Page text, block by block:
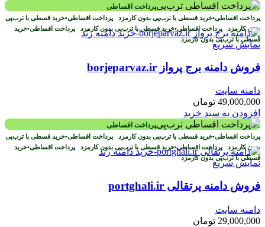
پرداخت اقساطی
پرداخت اقساطی•خرید قسطی با ترب‌پی بدون کارمزد پرداخت اقساطی•خرید قسطی با ترب‌پی
بدون کارمزد پرداخت اقساطی•خرید قسطی با ترب‌پی بدون کارمزد پرداخت اقساطی•خرید
قسطی با ترب‌پی بدون کارمزد
نمایش سریع
فروش دامنه برج پرواز borjeparvaz.ir
دامنه سایت
49,000,000 تومان
افزودن به سبد خرید
پرداخت اقساطی
پرداخت اقساطی•خرید قسطی با ترب‌پی بدون کارمزد پرداخت اقساطی•خرید قسطی با ترب‌پی
بدون کارمزد پرداخت اقساطی•خرید قسطی با ترب‌پی بدون کارمزد پرداخت اقساطی•خرید
قسطی با ترب‌پی بدون کارمزد
نمایش سریع
فروش دامنه پرتقالی portghali.ir
دامنه سایت
29,000,000 تومان